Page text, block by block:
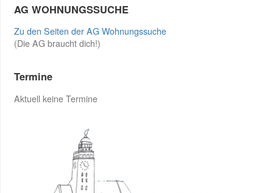
AG WOHNUNGSSUCHE
Zu den Seiten der AG Wohnungssuche
(Die AG braucht dich!)
Termine
Aktuell keine Termine